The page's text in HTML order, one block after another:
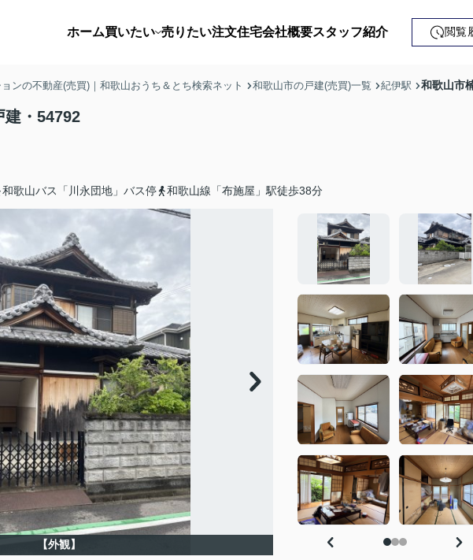
ホーム買いたい
収益・事業用
売りたい注文住宅会社概要スタッフ紹介 閲覧
ンの不動産(売買)｜和歌山おうち＆とち検索ネット 和歌山市の戸建(売買)一覧 紀伊駅 和歌山市
建・54792
和歌山バス「川永団地」バス停 和歌山線「布施屋」駅徒歩38分
【外観】